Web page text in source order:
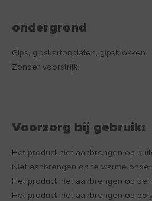
ondergrond
Gips, gipskartonplaten, gipsblokken.
Zonder voorstrijk.
Voorzorg bij gebruik:
Het product niet aanbrengen op
Niet aanbrengen op te warme
Het product niet aanbrengen op
Het product niet aanbrengen op